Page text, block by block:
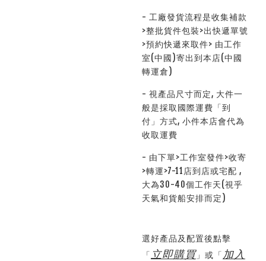
- 工廠發貨流程是收集補款
>整批貨件包裝>出快遞單號
>預約快遞來取件> 由工作
室(中國)寄出到本店(中國
轉運倉)
- 視產品尺寸而定, 大件一
般是採取國際運費「到
付」方式, 小件本店會代為
收取運費
- 由下單>工作室發件>收寄
>轉運>7-11店到店或宅配 ,
大為30-40個工作天(視乎
天氣和貨船安排而定)
選好產品及配置後點擊
「 立即購買」或「 加入